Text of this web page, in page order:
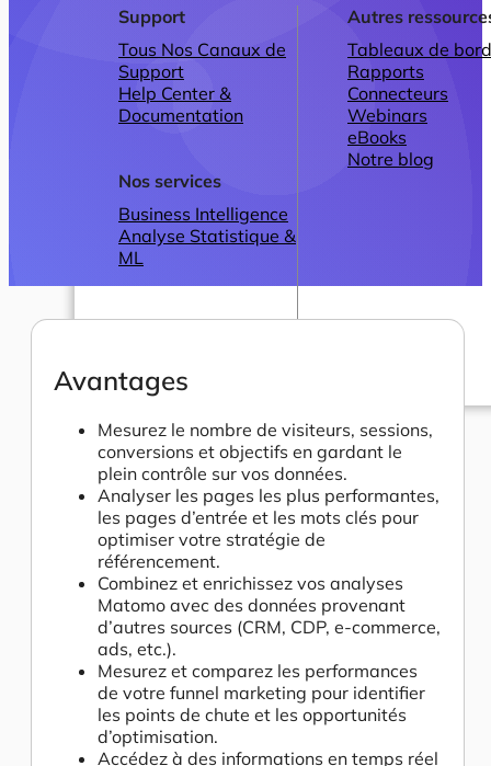
Support
Tous Nos Canaux de
Support
Help Center &
Documentation
Nos services
Business Intelligence
Analyse Statistique &
ML
Autres
Tableaux de
Rapports
Connecteurs
Webinars
eBooks
Notre blog
Avantages
Mesurez le nombre de visiteurs, sessions,
conversions et objectifs en gardant le
plein contrôle sur vos données.
Analyser les pages les plus performantes,
les pages d’entrée et les mots clés pour
optimiser votre stratégie de
référencement.
Combinez et enrichissez vos analyses
Matomo avec des données provenant
d’autres sources (CRM, CDP, e-commerce,
ads, etc.).
Mesurez et comparez les performances
de votre funnel marketing pour identifier
les points de chute et les opportunités
d’optimisation.
Accédez à des informations en temps réel